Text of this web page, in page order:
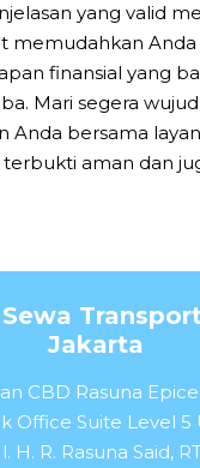
yang valid
memudahkan
finansial yang
Mari segera
Anda bersama
aman dan
Jakarta
CBD Rasuna
Office Suite Level 5
H. R. Rasuna Said,